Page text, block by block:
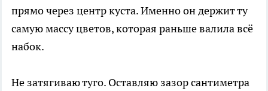
прямо через центр куста. Именно он держит ту
самую массу цветов, которая раньше валила всё
набок.
Не затягиваю туго. Оставляю зазор сантиметра